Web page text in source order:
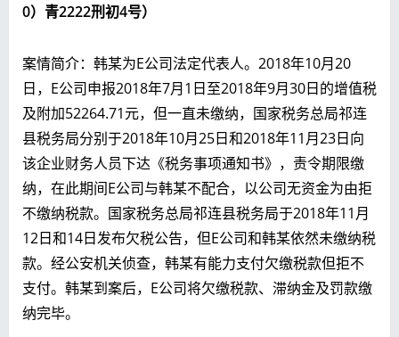
0）青2222刑初4号）
案情简介：韩某为E公司法定代表人。2018年10月20
日，E公司申报2018年7月1日至2018年9月30日的增值税
及附加52264.71元，但一直未缴纳，国家税务总局祁连
县税务局分别于2018年10月25日和2018年11月23日向
该企业财务人员下达《税务事项通知书》，责令期限缴
纳，在此期间E公司与韩某不配合，以公司无资金为由拒
不缴纳税款。国家税务总局祁连县税务局于2018年11月
12日和14日发布欠税公告，但E公司和韩某依然未缴纳税
款。经公安机关侦查，韩某有能力支付欠缴税款但拒不
支付。韩某到案后，E公司将欠缴税款、滞纳金及罚款缴
纳完毕。